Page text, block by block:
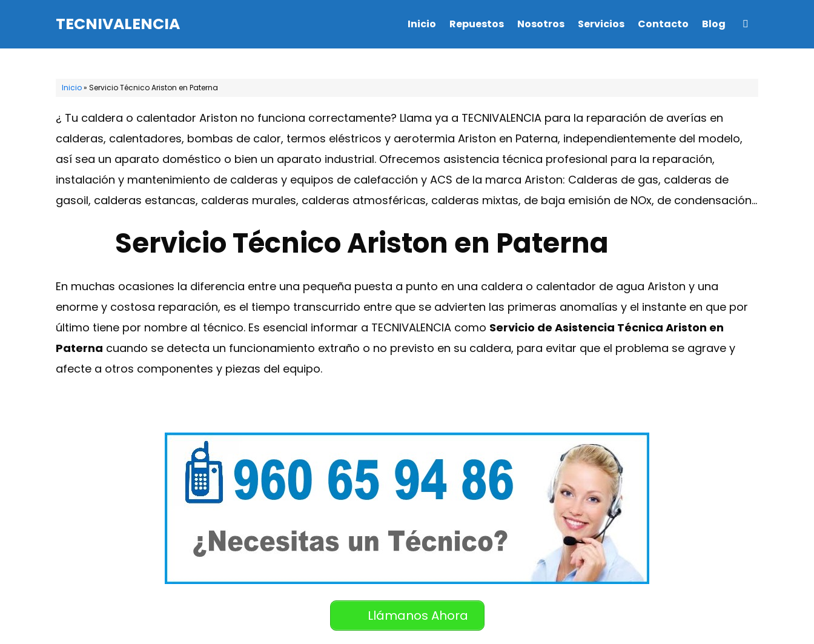
contenido
TECNIVALENCIA Inicio Repuestos Nosotros Servicios Contacto Blog
Inicio» Servicio Técnico Ariston en Paterna
¿ Tu caldera o calentador Ariston no funciona correctamente? Llama ya a TECNIVALENCIA para la reparación de averías en
calderas, calentadores, bombas de calor, termos eléstricos y aerotermia Ariston en Paterna, independientemente del modelo,
así sea un aparato doméstico o bien un aparato industrial. Ofrecemos asistencia técnica profesional para la reparación,
instalación y mantenimiento de calderas y equipos de calefacción y ACS de la marca Ariston: Calderas de gas, calderas de
gasoil, calderas estancas, calderas murales, calderas atmosféricas, calderas mixtas, de baja emisión de NOx, de condensación…
Servicio Técnico Ariston en Paterna
En muchas ocasiones la diferencia entre una pequeña puesta a punto en una caldera o calentador de agua Ariston y una
enorme y costosa reparación, es el tiempo transcurrido entre que se advierten las primeras anomalías y el instante en que por
último tiene por nombre al técnico. Es esencial informar a TECNIVALENCIA como Servicio de Asistencia Técnica Ariston en
Paterna cuando se detecta un funcionamiento extraño o no previsto en su caldera, para evitar que el problema se agrave y
afecte a otros componentes y piezas del equipo.
Llámanos Ahora